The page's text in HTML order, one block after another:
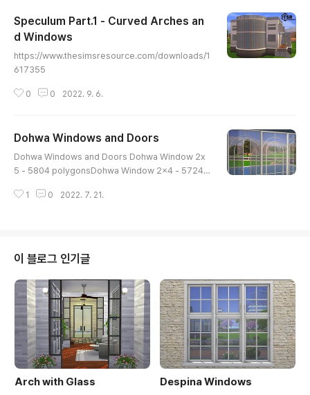
Speculum Part.1 - Curved Arches an
d Windows
https://www.thesimsresource.com/downloads/1
617355
0 0 2022. 9. 6.
Dohwa Windows and Doors
Dohwa Windows and Doors Dohwa Window 2x
5 - 5804 polygonsDohwa Window 2x4 - 5724
Dohwa Window 1x5 - 5804 polygonsDohwa Wi
28 polygonsDohwa Double Door 2x4 - 8348 p
olygonsDohwa Double Door 2x4 Open - 8348
polygonsDohwa Double Door 2x3 - ..
1 0 2022. 7. 21.
이 블로그 인기글
Arch with Glass Despina Windows